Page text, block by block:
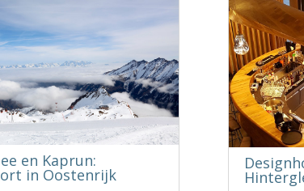
en Kaprun:
in Oostenrijk